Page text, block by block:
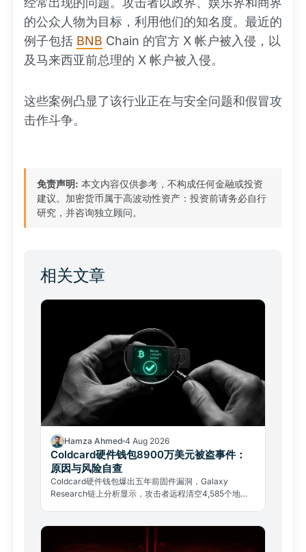
的公众人物为目标，利用他们的知名度。最近的
例子包括 BNB Chain 的官方 X 帐户被入侵，以
及马来西亚前总理的 X 帐户被入侵。
这些案例凸显了该行业正在与安全问题和假冒攻
击作斗争。
免责声明: 本文内容仅供参考，不构成任何金融或投资
建议。加密货币属于高波动性资产：投资前请务必自行
研究，并咨询独立顾问。
相关文章
Hamza Ahmed 4 Aug 2026
Coldcard硬件钱包8900万美元被盗事件：
原因与风险自查
Coldcard硬件钱包爆出五年前固件漏洞，Galaxy
Research链上分析显示，攻击者远程清空4,585个地